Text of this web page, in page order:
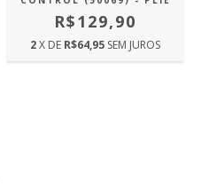
R$129,90
2X DE R$64,95 SEM JUROS